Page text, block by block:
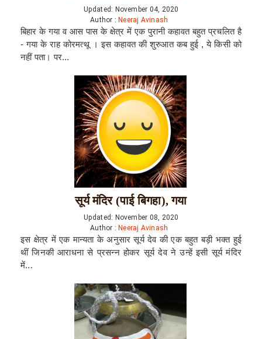
Updated: November 04, 2020
Author :Neeraj Avinash
बिहार के गया व आस पास के क्षेत्र में एक पुरानी कहावत बहुत प्रचलित है
- गया के राह कोरमत्थू । इस कहावत की शुरुआत कब हुई , ये किसी को
नहीं पता। पर...
सूर्य मंदिर (पाई बिगहा), गया
Updated: November 08, 2020
Author :Neeraj Avinash
इस क्षेत्र में एक मान्यता के अनुसार सूर्य देव की एक बहुत बड़ी भक्त हुई
थीं जिनकी आराधना से प्रसन्न होकर सूर्य देव ने उन्हें इसी सूर्य मंदिर
में...